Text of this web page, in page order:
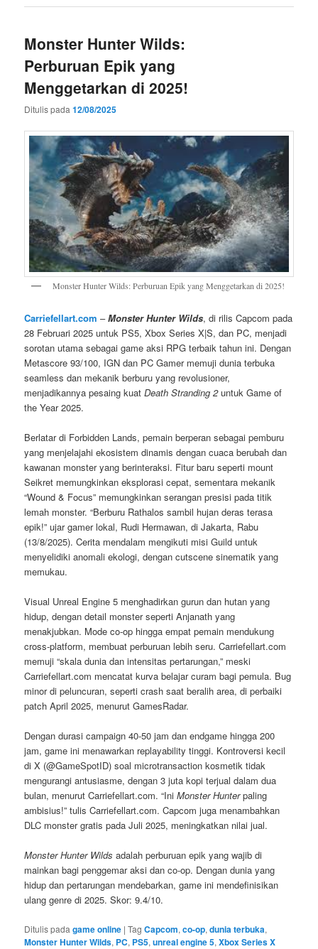
Monster Hunter Wilds:
Perburuan Epik yang
Menggetarkan di 2025!
Ditulis pada12/08/2025
Monster Hunter Wilds: Perburuan Epik yang Menggetarkan di 2025!
Carriefellart.com –Monster Hunter Wilds, di rilis Capcom pada
28 Februari 2025 untuk PS5, Xbox Series X|S, dan PC, menjadi
sorotan utama sebagai game aksi RPG terbaik tahun ini. Dengan
Metascore 93/100, IGN dan PC Gamer memuji dunia terbuka
seamless dan mekanik berburu yang revolusioner,
menjadikannya pesaing kuatDeath Stranding 2untuk Game of
the Year 2025.
Berlatar di Forbidden Lands, pemain berperan sebagai pemburu
yang menjelajahi ekosistem dinamis dengan cuaca berubah dan
kawanan monster yang berinteraksi. Fitur baru seperti mount
Seikret memungkinkan eksplorasi cepat, sementara mekanik
“Wound & Focus” memungkinkan serangan presisi pada titik
lemah monster. “Berburu Rathalos sambil hujan deras terasa
epik!” ujar gamer lokal, Rudi Hermawan, di Jakarta, Rabu
(13/8/2025). Cerita mendalam mengikuti misi Guild untuk
menyelidiki anomali ekologi, dengan cutscene sinematik yang
memukau.
Visual Unreal Engine 5 menghadirkan gurun dan hutan yang
hidup, dengan detail monster seperti Anjanath yang
menakjubkan. Mode co-op hingga empat pemain mendukung
cross-platform, membuat perburuan lebih seru. Carriefellart.com
memuji “skala dunia dan intensitas pertarungan,” meski
Carriefellart.com mencatat kurva belajar curam bagi pemula. Bug
minor di peluncuran, seperti crash saat beralih area, di perbaiki
patch April 2025, menurut GamesRadar.
Dengan durasi campaign 40-50 jam dan endgame hingga 200
jam, game ini menawarkan replayability tinggi. Kontroversi kecil
di X (@GameSpotID) soal microtransaction kosmetik tidak
mengurangi antusiasme, dengan 3 juta kopi terjual dalam dua
bulan, menurut Carriefellart.com. “IniMonster Hunterpaling
ambisius!” tulis Carriefellart.com. Capcom juga menambahkan
DLC monster gratis pada Juli 2025, meningkatkan nilai jual.
Monster Hunter Wilds adalah perburuan epik yang wajib di
mainkan bagi penggemar aksi dan co-op. Dengan dunia yang
hidup dan pertarungan mendebarkan, game ini mendefinisikan
ulang genre di 2025. Skor: 9.4/10.
Ditulis pada game online |Tag Capcom,co-op,dunia terbuka,
Monster Hunter Wilds, PC, PS5,unreal engine 5,Xbox Series X